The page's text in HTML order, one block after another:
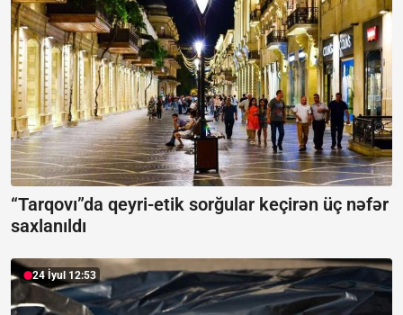
“Tarqovı”da qeyri-etik sorğular keçirən üç nəfər
saxlanıldı
24 İyul 12:53